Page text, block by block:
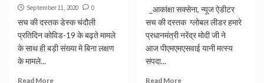
September 11, 2020 0
सच की दस्तक डेस्क चंदौली
प्रतिदिन कोविड-19 के बढ़ते मामले
के साथ ही बड़ी संख्या मे बिना लक्षण
के मामले...
Read More
_आकांक्षा सक्सेना, न्यूज ऐडीटर
सच की दस्तक ग्लोबल लीडर हमारे
प्रधानमंत्री नरेंद्र मोदी जी ने
आज पीएमएमएसवाई यानी मत्स्य
संपदा...
Read More